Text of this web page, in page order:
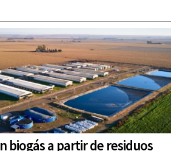
biogás a partir de residuos